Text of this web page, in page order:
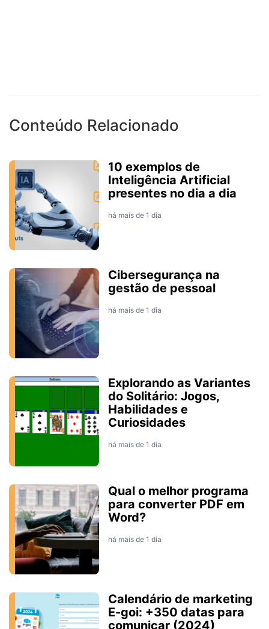
Conteúdo Relacionado
10 exemplos de
Inteligência Artificial
presentes no dia a dia
há mais de 1 dia
Cibersegurança na
gestão de pessoal
há mais de 1 dia
Explorando as Variantes
do Solitário: Jogos,
Habilidades e
Curiosidades
há mais de 1 dia
Qual o melhor programa
para converter PDF em
Word?
há mais de 1 dia
Calendário de marketing
E-goi: +350 datas para
comunicar (2024)